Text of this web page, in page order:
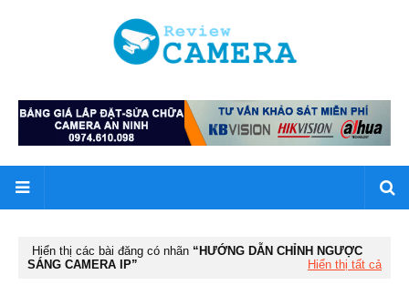
Hiển thị các bài đăng có nhãn
HƯỚNG DẪN CHỈNH NGƯỢC
SÁNG CAMERA IP
Hiển thị tất cả